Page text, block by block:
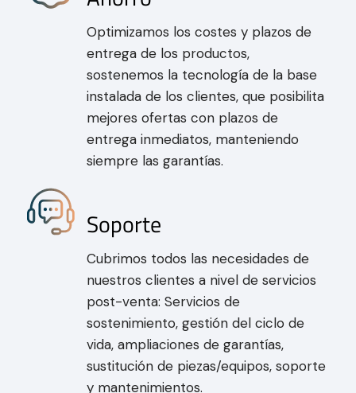
Optimizamos los costes y plazos de
entrega de los productos,
sostenemos la tecnología de la base
instalada de los clientes, que posibilita
mejores ofertas con plazos de
entrega inmediatos, manteniendo
siempre las garantías.
Soporte
Cubrimos todos las necesidades de
nuestros clientes a nivel de servicios
post-venta: Servicios de
sostenimiento, gestión del ciclo de
vida, ampliaciones de garantías,
sustitución de piezas/equipos, soporte
y mantenimientos.